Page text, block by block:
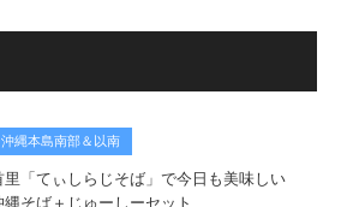
沖縄本島南部＆以南
里「てぃしらじそば」で今日も美味しい
縄そば＋じゅーしーセット